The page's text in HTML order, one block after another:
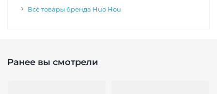
Все товары бренда Huo Hou
Ранее вы смотрели